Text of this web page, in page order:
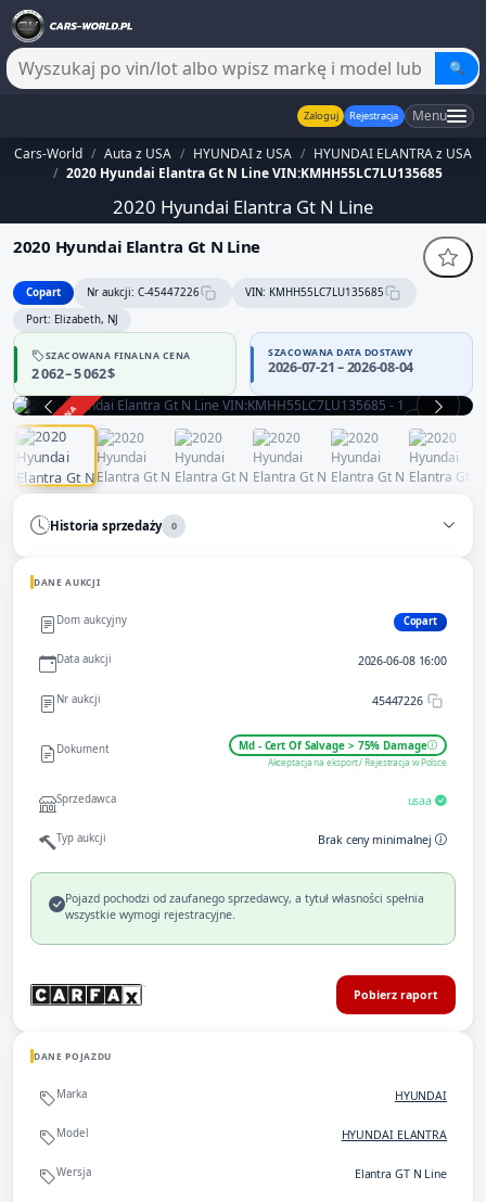
🔍
Zaloguj Rejestracja Menu
Cars-World / Auta z USA / HYUNDAI z USA / HYUNDAI ELANTRA z USA
/ 2020 Hyundai Elantra Gt N Line VIN:KMHH55LC7LU135685
2020 Hyundai Elantra Gt N Line
2020 Hyundai Elantra Gt N Line
Copart Nr aukcji: C-45447226
VIN: KMHH55LC7LU135685
Port: Elizabeth, NJ
SZACOWANA FINALNA CENA
2 062 – 5 062 $
SZACOWANA DATA DOSTAWY
2026-07-21 – 2026-08-04
ZAKOŃCZONA
Historia sprzedaży 0
DANE AUKCJI
Dom aukcyjny Copart
Data aukcji 2026-06-08 16:00
Nr aukcji 45447226
Dokument Md - Cert Of Salvage > 75% Damage
Akceptacja na eksport / Rejestracja w Polsce
Sprzedawca usaa
Typ aukcji Brak ceny minimalnej
Pojazd pochodzi od zaufanego sprzedawcy, a tytuł własności spełnia
wszystkie wymogi rejestracyjne.
Pobierz raport
DANE POJAZDU
Marka HYUNDAI
Model HYUNDAI ELANTRA
Wersja Elantra GT N Line